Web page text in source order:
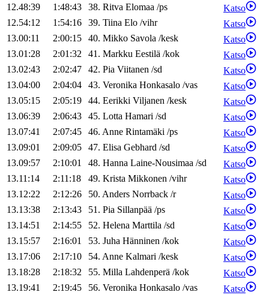
12.48:39
1:48:43 38. Ritva Elomaa /ps
Katso
12.54:12
1:54:16 39. Tiina Elo /vihr
Katso
13.00:11
2:00:15 40. Mikko Savola /kesk
Katso
13.01:28
2:01:32 41. Markku Eestilä /kok
Katso
13.02:43
2:02:47 42. Pia Viitanen /sd
Katso
13.04:00
2:04:04 43. Veronika Honkasalo /vas
Katso
13.05:15
2:05:19 44. Eerikki Viljanen /kesk
Katso
13.06:39
2:06:43 45. Lotta Hamari /sd
Katso
13.07:41
2:07:45 46. Anne Rintamäki /ps
Katso
13.09:01
2:09:05 47. Elisa Gebhard /sd
Katso
13.09:57
2:10:01 48. Hanna Laine-Nousimaa /sd
Katso
13.11:14
2:11:18 49. Krista Mikkonen /vihr
Katso
13.12:22
2:12:26 50. Anders Norrback /r
Katso
13.13:38
2:13:43 51. Pia Sillanpää /ps
Katso
13.14:51
2:14:55 52. Helena Marttila /sd
Katso
13.15:57
2:16:01 53. Juha Hänninen /kok
Katso
13.17:06
2:17:10 54. Anne Kalmari /kesk
Katso
13.18:28
2:18:32 55. Milla Lahdenperä /kok
Katso
13.19:41
2:19:45 56. Veronika Honkasalo /vas
Katso